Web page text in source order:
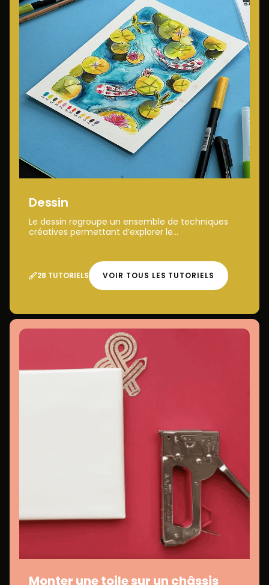
Dessin
Le dessin regroupe un ensemble de techniques
créatives permettant d’explorer le...
28 TUTORIELS VOIR TOUS LES TUTORIELS
Monter une toile sur un châssis